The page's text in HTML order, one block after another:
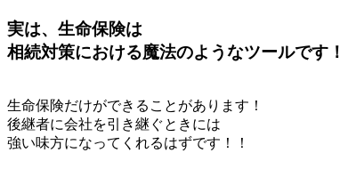
実は、生命保険は
相続対策における魔法のようなツールです！
生命保険だけができることがあります！
後継者に会社を引き継ぐときには
強い味方になってくれるはずです！！